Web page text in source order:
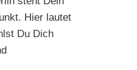
Hier lautet
Du Dich